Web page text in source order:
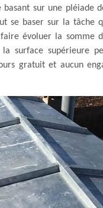
sur une pléiade
se baser sur la tâche
évoluer la somme
surface supérieure
gratuit et aucun